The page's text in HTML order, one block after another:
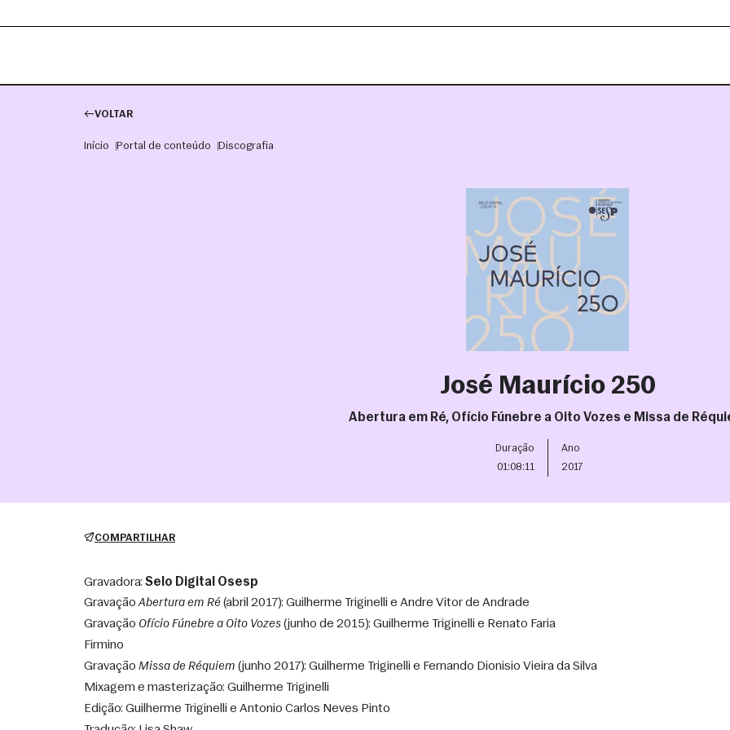
VOLTAR
Início Portal de conteúdo Discografia
José Maurício 250
Abertura em Ré, Ofício Fúnebre a Oito Vozes e Missa de
Duração
01:08:11
Ano
2017
COMPARTILHAR
Gravadora: Selo Digital Osesp
Gravação Abertura em Ré (abril 2017): Guilherme Triginelli e Andre Vitor de Andrade
Gravação Ofício Fúnebre a Oito Vozes (junho de 2015): Guilherme Triginelli e Renato Faria
Firmino
Gravação Missa de Réquiem (junho 2017): Guilherme Triginelli e Fernando Dionisio Vieira da Silva
Mixagem e masterização: Guilherme Triginelli
Edição: Guilherme Triginelli e Antonio Carlos Neves Pinto